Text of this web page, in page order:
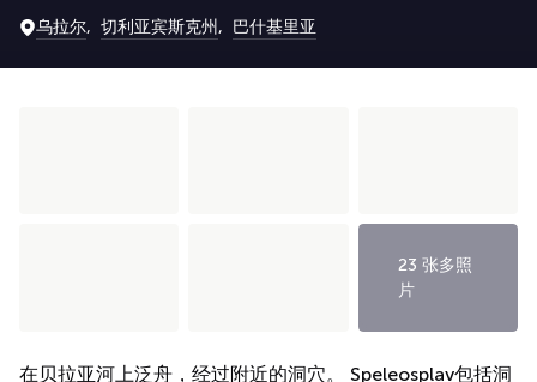
乌拉尔 切利亚宾斯克州 巴什基里亚
23 张多照
片
在贝拉亚河上泛舟，经过附近的洞穴。 Speleosplav包括洞